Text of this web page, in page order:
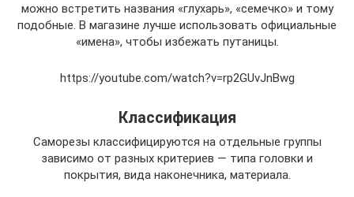
можно встретить названия «глухарь», «семечко» и тому
подобные. В магазине лучше использовать официальные
«имена», чтобы избежать путаницы.
https://youtube.com/watch?v=rp2GUvJnBwg
Классификация
Саморезы классифицируются на отдельные группы
зависимо от разных критериев — типа головки и
покрытия, вида наконечника, материала.